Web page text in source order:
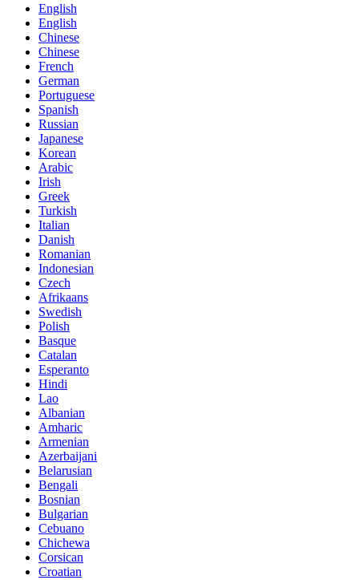
English
English
Chinese
Chinese
French
German
Portuguese
Spanish
Russian
Japanese
Korean
Arabic
Irish
Greek
Turkish
Italian
Danish
Romanian
Indonesian
Czech
Afrikaans
Swedish
Polish
Basque
Catalan
Esperanto
Hindi
Lao
Albanian
Amharic
Armenian
Azerbaijani
Belarusian
Bengali
Bosnian
Bulgarian
Cebuano
Chichewa
Corsican
Croatian